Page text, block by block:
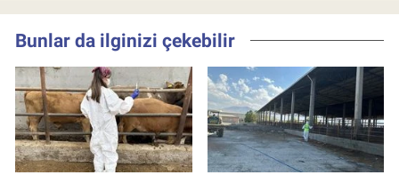
Bunlar da ilginizi çekebilir